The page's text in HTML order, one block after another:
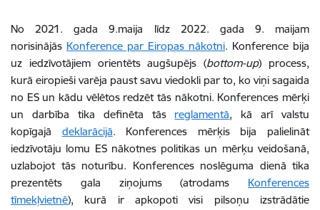
No 2021. gada 9.maija līdz 2022. gada 9. maijam
norisinājās Konference par Eiropas nākotni. Konference bija
uz iedzīvotājiem orientēts augšupējs (bottom-up) process,
kurā eiropieši varēja paust savu viedokli par to, ko viņi sagaida
no ES un kādu vēlētos redzēt tās nākotni. Konferences mērķi
un darbība tika definēta tās reglamentā, kā arī valstu
kopīgajā deklarācijā. Konferences mērķis bija palielināt
iedzīvotāju lomu ES nākotnes politikas un mērķu veidošanā,
uzlabojot tās noturību. Konferences noslēguma dienā tika
prezentēts gala ziņojums(atrodams Konferences
tīmekļvietnē), kurā ir apkopoti visi pilsoņu izstrādātie